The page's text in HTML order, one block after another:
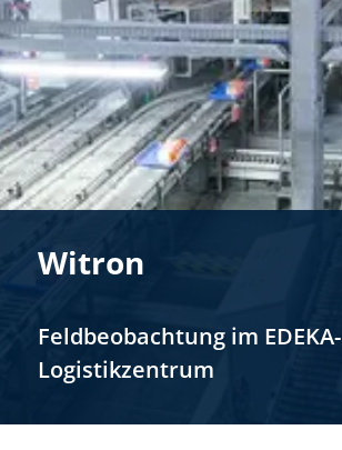
Witron
Feldbeobachtung im EDEKA-
Logistikzentrum